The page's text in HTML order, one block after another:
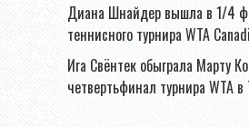
Диана Шнайдер вышла в 1/4
теннисного турнира WTA
Ига Свёнтек обыграла Марту
четвертьфинал турнира WTA в